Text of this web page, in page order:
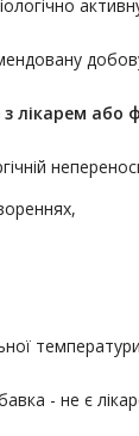
з лікарем або
- не є